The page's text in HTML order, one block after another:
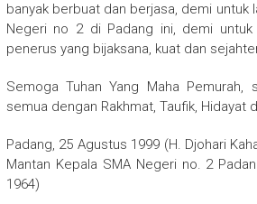
banyak berbuat dan berjasa, demi untuk
Negeri no 2 di Padang ini, demi
penerus yang bijaksana, kuat dan
Semoga Tuhan Yang Maha Pemurah,
semua dengan Rakhmat, Taufik, Hidayat
Padang, 25 Agustus 1999 (H. Djohari
Mantan Kepala SMA Negeri no. 2
1964)